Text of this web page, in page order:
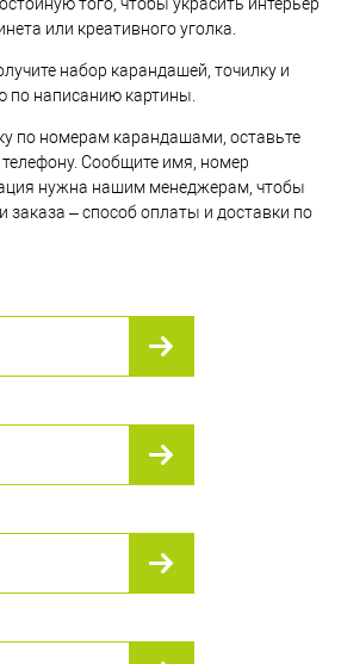
или креативного уголка.
набор карандашей, точилку и
по написанию картины.
по номерам карандашами, оставьте
телефону. Сообщите имя, номер
нужна нашим менеджерам, чтобы
заказа – способ оплаты и доставки по